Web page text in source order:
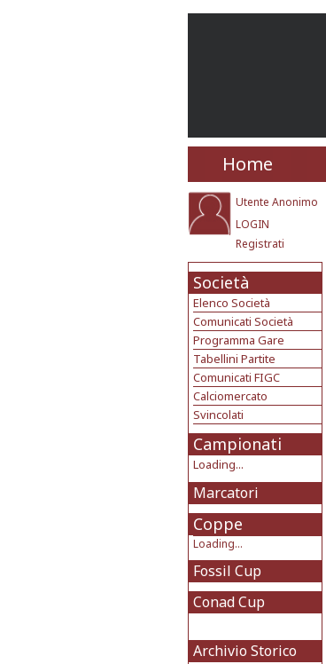
Home
Utente Anonimo
LOGIN
Registrati
Società
Elenco Società
Comunicati Società
Programma Gare
Tabellini Partite
Comunicati FIGC
Calciomercato
Svincolati
Campionati
Loading...
Marcatori
Coppe
Loading...
Fossil Cup
Conad Cup
Archivio Storico